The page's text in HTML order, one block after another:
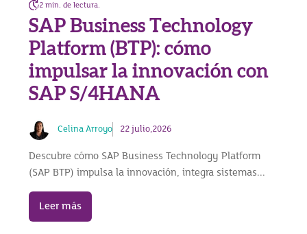
2 min. de lectura.
SAP Business Technology
Platform (BTP): cómo
impulsar la innovación con
SAP S/4HANA
Celina Arroyo 22 julio,2026
Descubre cómo SAP Business Technology Platform
(SAP BTP) impulsa la innovación, integra sistemas...
Leer más